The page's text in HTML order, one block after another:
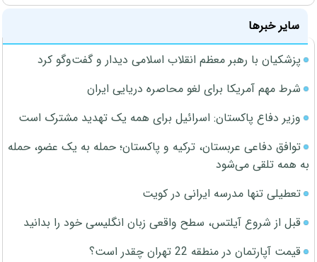
سایر خبرها
پزشکیان با رهبر معظم انقلاب اسلامی دیدار و گفت‌وگو کرد
شرط مهم آمریکا برای لغو محاصره دریایی ایران
وزیر دفاع پاکستان: اسرائیل برای همه یک تهدید مشترک است
توافق دفاعی عربستان، ترکیه و پاکستان؛ حمله به یک عضو، حمله
به همه تلقی می‌شود
تعطیلی تنها مدرسه ایرانی در کویت
قبل از شروع آیلتس، سطح واقعی زبان انگلیسی خود را بدانید
قیمت آپارتمان در منطقه 22 تهران چقدر است؟